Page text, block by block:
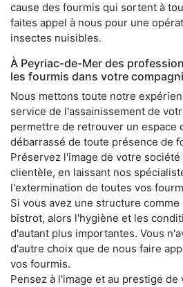
cause des fourmis qui sortent à
faites appel à nous pour une
insectes nuisibles.
À Peyriac-de-Mer des
les fourmis dans votre
Nous mettons toute notre
service de l'assainissement de
permettre de retrouver un espace
débarrassé de toute présence de
Préservez l'image de votre
clientèle, en laissant nos
l'extermination de toutes vos
Si vous avez une structure
bistrot, alors l'hygiène et les
d'autant plus importantes. Vous
d'autre choix que de nous faire
vos fourmis.
Pensez à l'image et au prestige